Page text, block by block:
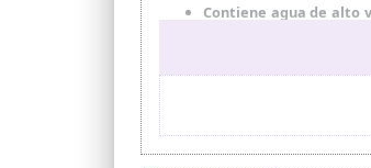
Contiene agua de alto
Diseño inteligente
bolsa. Calienta el agua
Indicador de
Se suministra con
cambiar entre el juego